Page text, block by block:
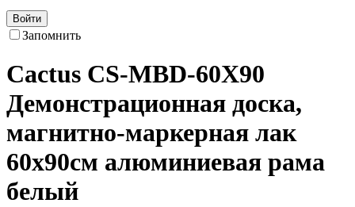
Войти
Запомнить
Cactus CS-MBD-60X90
Демонстрационная доска,
магнитно-маркерная лак
60х90см алюминиевая рама
белый